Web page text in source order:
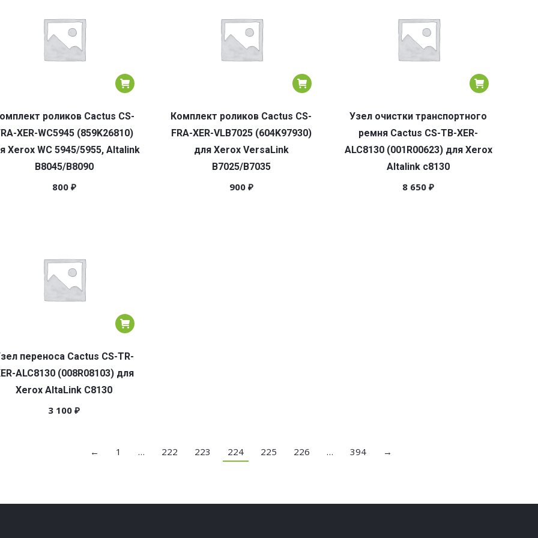
роликов Cactus CS-
XER-WC5945 (859K26810)
Xerox WC 5945/5955, Altalink
B8045/B8090
800 ₽
Комплект роликов Cactus CS-
FRA-XER-VLB7025 (604K97930)
для Xerox VersaLink
B7025/B7035
900 ₽
Узел очистки транспортного
ремня Cactus CS-TB-XER-
ALC8130 (001R00623) для Xerox
Altalink c8130
8 650 ₽
переноса Cactus CS-TR-
ALC8130 (008R08103) для
Xerox AltaLink C8130
3 100 ₽
← 1 … 222 223 224 225 226 … 394 →